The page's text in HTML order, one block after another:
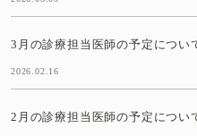
3月の診療担当医師の予定につい
2026.02.16
2月の診療担当医師の予定につい